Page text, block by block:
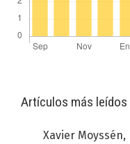
Artículos más
Xavier Moyssén,